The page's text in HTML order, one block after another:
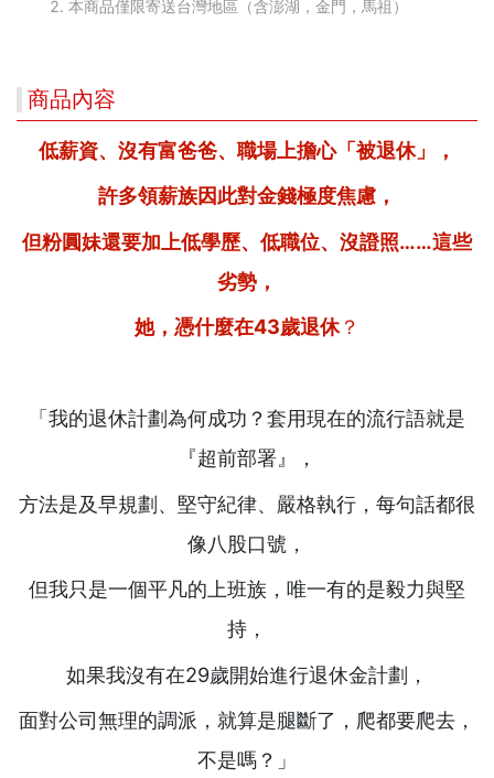
本商品僅限寄送台灣地區（含澎湖，金門，馬祖）
商品內容
低薪資、沒有富爸爸、職場上擔心「被退休」，
許多領薪族因此對金錢極度焦慮，
但粉圓妹還要加上低學歷、低職位、沒證照……這些
劣勢，
她，憑什麼在43歲退休？
「我的退休計劃為何成功？套用現在的流行語就是
『超前部署』，
方法是及早規劃、堅守紀律、嚴格執行，每句話都很
像八股口號，
但我只是一個平凡的上班族，唯一有的是毅力與堅
持，
如果我沒有在29歲開始進行退休金計劃，
面對公司無理的調派，就算是腿斷了，爬都要爬去，
不是嗎？」